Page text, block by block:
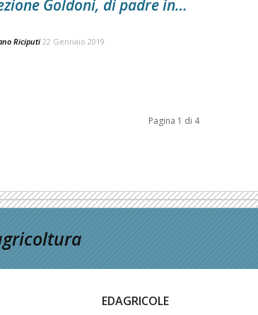
Goldoni, di padre in…
Riciputi 22 Gennaio 2019
Pagina 1 di 4
EDAGRICOLE